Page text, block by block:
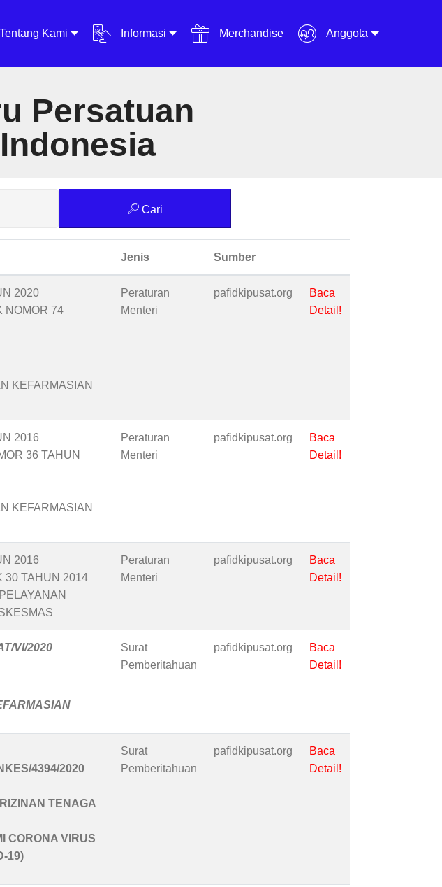
Tentang Kami Informasi Merchandise Anggota
Persatuan
Cari
Jenis Sumber
2020
NOMOR 74
KEFARMASIAN
Peraturan
Menteri
pafidkipusat.org
Baca
Detail!
2016
36 TAHUN
KEFARMASIAN
Peraturan
Menteri
pafidkipusat.org
Baca
Detail!
2016
30 TAHUN 2014
Peraturan
Menteri
pafidkipusat.org
Baca
Detail!
VI/2020
Surat
Pemberitahuan
pafidkipusat.org
Baca
Detail!
4394/2020
TENAGA
CORONA VIRUS
19)
Surat
Pemberitahuan
pafidkipusat.org
Baca
Detail!